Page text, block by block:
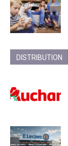
DISTRIBUTION